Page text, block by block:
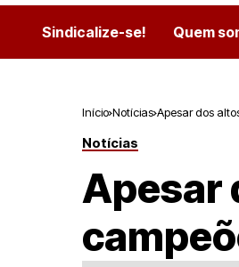
Sindicalize-se! Quem
Início Notícias Apesar dos
Notícias
Apesar